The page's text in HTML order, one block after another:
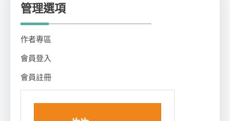
管理選項
作者專區
會員登入
會員註冊